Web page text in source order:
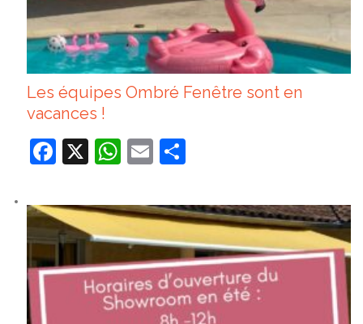
Les équipes Ombré Fenêtre sont en
vacances !
Facebook
X WhatsApp
Email